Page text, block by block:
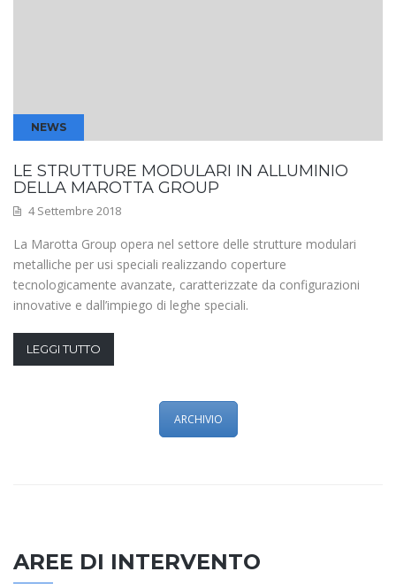
NEWS
LE STRUTTURE MODULARI IN ALLUMINIO
DELLA MAROTTA GROUP
4 Settembre 2018
La Marotta Group opera nel settore delle strutture modulari
metalliche per usi speciali realizzando coperture
tecnologicamente avanzate, caratterizzate da configurazioni
innovative e dall’impiego di leghe speciali.
LEGGI TUTTO
ARCHIVIO
AREE DI INTERVENTO